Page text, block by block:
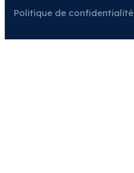
Politique de confidentialité